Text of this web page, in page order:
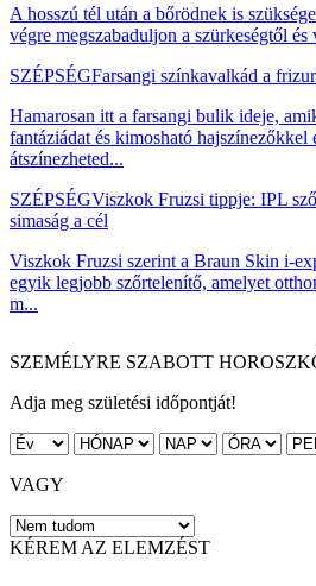
A hosszú tél után a bőrödnek is
végre megszabaduljon a szürkeségtől és
SZÉPSÉGFarsangi színkavalkád a
Hamarosan itt a farsangi bulik ideje,
fantáziádat és kimosható hajszínezőkkel
átszínezheted...
SZÉPSÉGViszkok Fruzsi tippje: IPL
simaság a cél
Viszkok Fruzsi szerint a Braun Skin i-
egyik legjobb szőrtelenítő, amelyet
m...
SZEMÉLYRE SZABOTT
Adja meg születési időpontját!
VAGY
KÉREM AZ ELEMZÉST